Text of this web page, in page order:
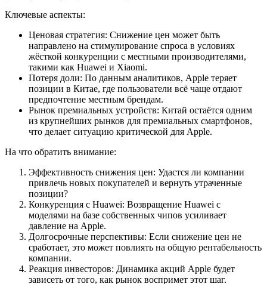
Ключевые аспекты:
Ценовая стратегия: Снижение цен может быть
направлено на стимулирование спроса в условиях
жёсткой конкуренции с местными производителями,
такими как Huawei и Xiaomi.
Потеря доли: По данным аналитиков, Apple теряет
позиции в Китае, где пользователи всё чаще отдают
предпочтение местным брендам.
Рынок премиальных устройств: Китай остаётся одним
из крупнейших рынков для премиальных смартфонов,
что делает ситуацию критической для Apple.
На что обратить внимание:
Эффективность снижения цен: Удастся ли компании
привлечь новых покупателей и вернуть утраченные
позиции?
Конкуренция с Huawei: Возвращение Huawei с
моделями на базе собственных чипов усиливает
давление на Apple.
Долгосрочные перспективы: Если снижение цен не
сработает, это может повлиять на общую рентабельность
компании.
Реакция инвесторов: Динамика акций Apple будет
зависеть от того, как рынок воспримет этот шаг.